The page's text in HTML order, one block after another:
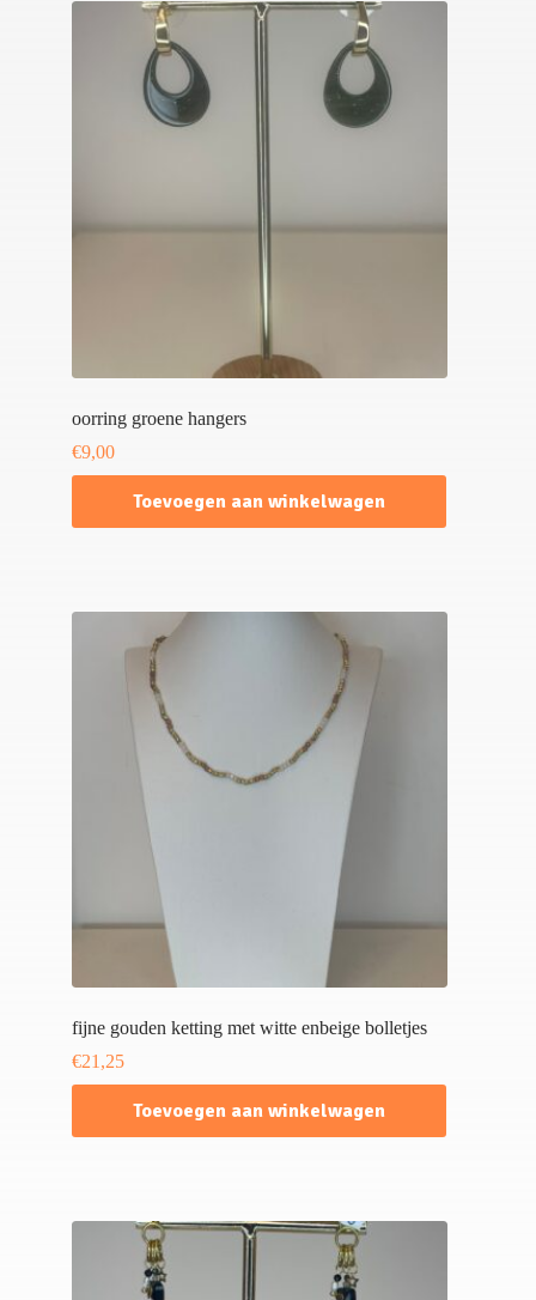
oorring groene hangers
€9,00
Toevoegen aan winkelwagen
fijne gouden ketting met witte enbeige bolletjes
€21,25
Toevoegen aan winkelwagen